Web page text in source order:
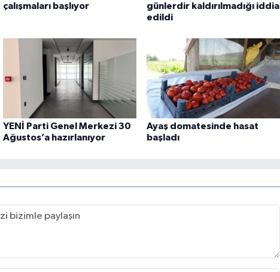
çalışmaları başlıyor
günlerdir kaldırılmadığı iddia
edildi
YENİ Parti Genel Merkezi 30
Ağustos’a hazırlanıyor
Ayaş domatesinde hasat
başladı